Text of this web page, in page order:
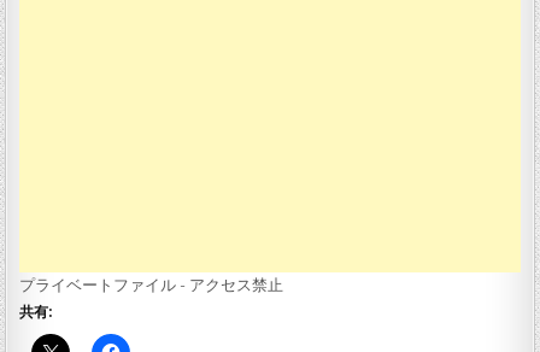
プライベートファイル - アクセス禁止
共有: